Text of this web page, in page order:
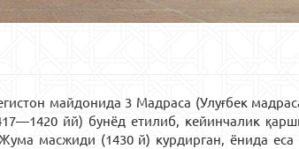
майдонида 3 Мадраса (Улуғбек
йй) бунёд етилиб, кейинчалик
масжиди (1430 й) курдирган, ёнида